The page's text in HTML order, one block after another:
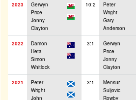
2023
Gerwyn
Price
Jonny
Clayton
10:2
Peter
Wright
Gary
Anderson
2022
Damon
Heta
Simon
Whitlock
3:1
Gerwyn
Price
Jonny
Clayton
2021
Peter
Wright
John
3:1
Mensur
Suljovic
Rowby